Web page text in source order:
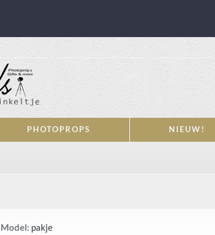
PHOTOPROPS NIEUW!
Model: pakje